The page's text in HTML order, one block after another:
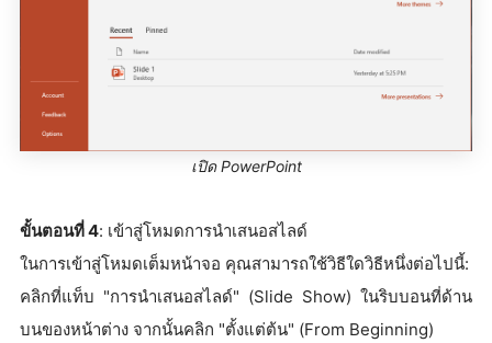
เปิด PowerPoint
ขั้นตอนที่ 4: เข้าสู่โหมดการนำเสนอสไลด์
ในการเข้าสู่โหมดเต็มหน้าจอ คุณสามารถใช้วิธีใดวิธีหนึ่งต่อไปนี้:
คลิกที่แท็บ "การนำเสนอสไลด์" (Slide Show) ในริบบอนที่ด้าน
บนของหน้าต่าง จากนั้นคลิก "ตั้งแต่ต้น" (From Beginning)